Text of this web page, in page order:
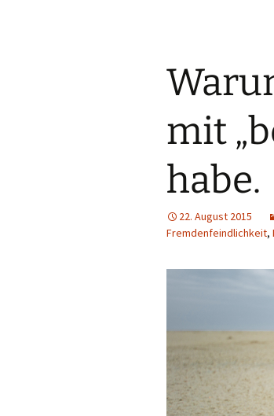
mit
habe.
22. August 2015
Fremdenfeindlichkeit,